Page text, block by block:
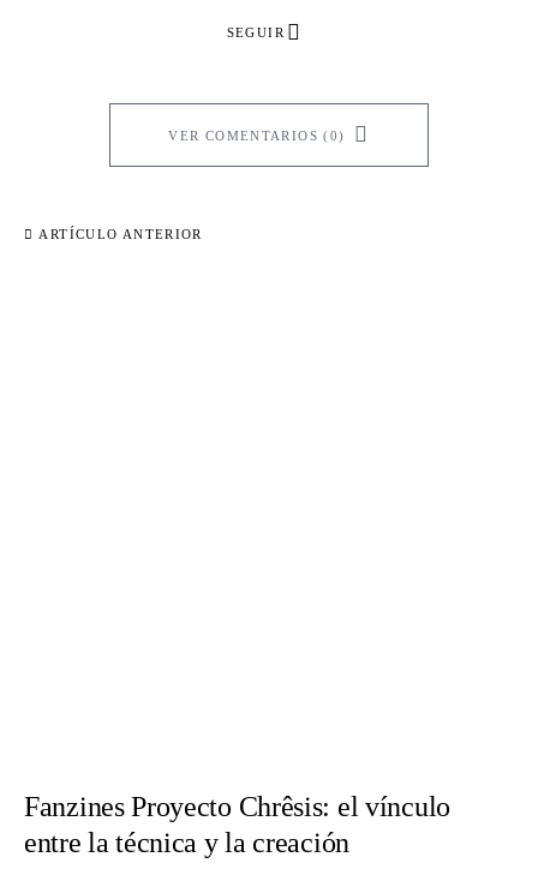
SEGUIR
VER COMENTARIOS (0)
ARTÍCULO ANTERIOR
Fanzines Proyecto Chrêsis: el vínculo
entre la técnica y la creación